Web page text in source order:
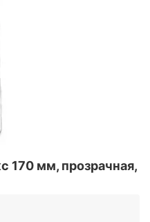
170 мм, прозрачная,